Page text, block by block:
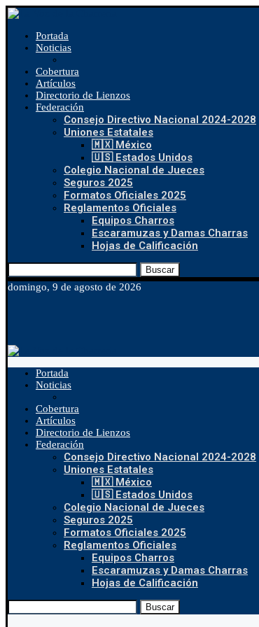
Portada
Noticias
Cobertura
Artículos
Directorio de Lienzos
Federación
Consejo Directivo Nacional 2024-2028
Uniones Estatales
🇲🇽 México
🇺🇸 Estados Unidos
Colegio Nacional de Jueces
Seguros 2025
Formatos Oficiales 2025
Reglamentos Oficiales
Equipos Charros
Escaramuzas y Damas Charras
Hojas de Calificación
Buscar
domingo, 9 de agosto de 2026
Portada
Noticias
Cobertura
Artículos
Directorio de Lienzos
Federación
Consejo Directivo Nacional 2024-2028
Uniones Estatales
🇲🇽 México
🇺🇸 Estados Unidos
Colegio Nacional de Jueces
Seguros 2025
Formatos Oficiales 2025
Reglamentos Oficiales
Equipos Charros
Escaramuzas y Damas Charras
Hojas de Calificación
Buscar